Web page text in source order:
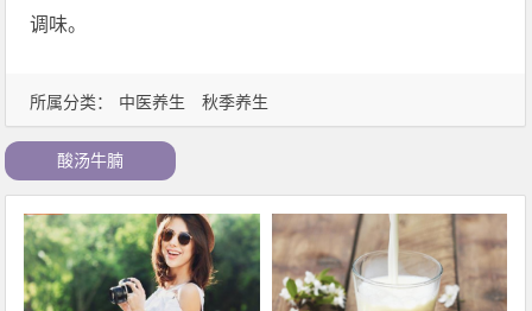
所属分类： 中医养生 秋季养生
调味。
酸汤牛腩